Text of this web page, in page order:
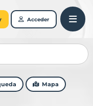
Acceder
Mapa